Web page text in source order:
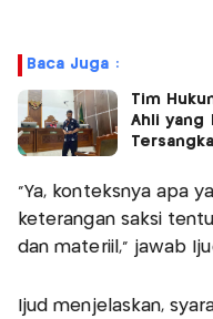
Baca Juga :
Tim
Ahli yang
Tersangka
“Ya, konteksnya apa
keterangan saksi
dan materiil,” jawab
Ijud menjelaskan,